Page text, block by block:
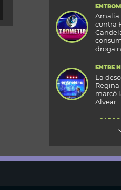
Amalia
contra
droga
ENTRE
La
marcó
Alvear
+CARAS
Gala
fiesta